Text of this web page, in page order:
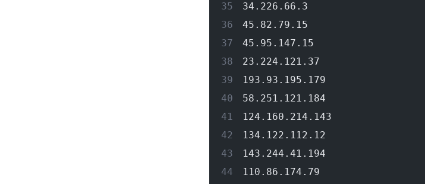
34.226.66.3
45.82.79.15
45.95.147.15
23.224.121.37
193.93.195.179
58.251.121.184
124.160.214.143
134.122.112.12
143.244.41.194
110.86.174.79